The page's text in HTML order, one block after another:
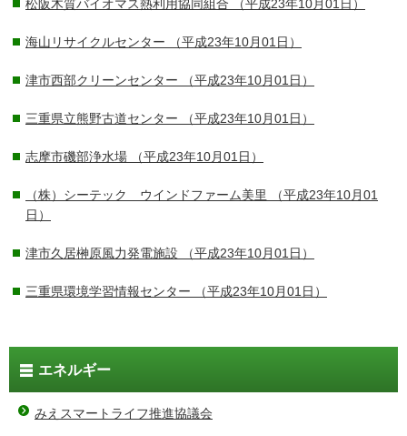
松阪木質バイオマス熱利用協同組合 （平成23年10月01日）
海山リサイクルセンター （平成23年10月01日）
津市西部クリーンセンター （平成23年10月01日）
三重県立熊野古道センター （平成23年10月01日）
志摩市磯部浄水場 （平成23年10月01日）
（株）シーテック ウインドファーム美里
（平成23年10月01
日）
津市久居榊原風力発電施設 （平成23年10月01日）
三重県環境学習情報センター （平成23年10月01日）
エネルギー
みえスマートライフ推進協議会